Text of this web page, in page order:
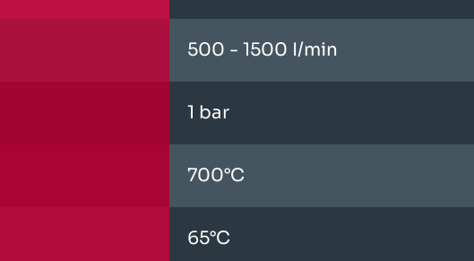
500 - 1500 I/min
1 bar
700°C
65°C